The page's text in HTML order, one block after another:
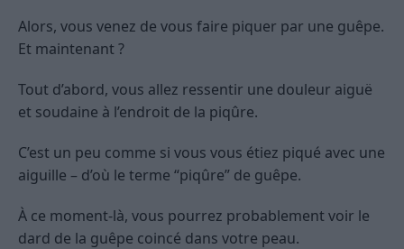
Alors, vous venez de vous faire piquer par une guêpe.
Et maintenant ?
Tout d’abord, vous allez ressentir une douleur aiguë
et soudaine à l’endroit de la piqûre.
C’est un peu comme si vous vous étiez piqué avec une
aiguille – d’où le terme “piqûre” de guêpe.
À ce moment-là, vous pourrez probablement voir le
dard de la guêpe coincé dans votre peau.